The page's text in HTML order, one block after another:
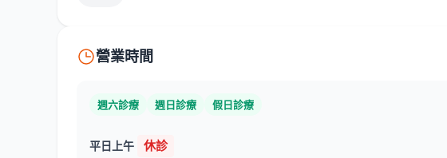
營業時間
週六診療 週日診療 假日診療
平日上午 休診